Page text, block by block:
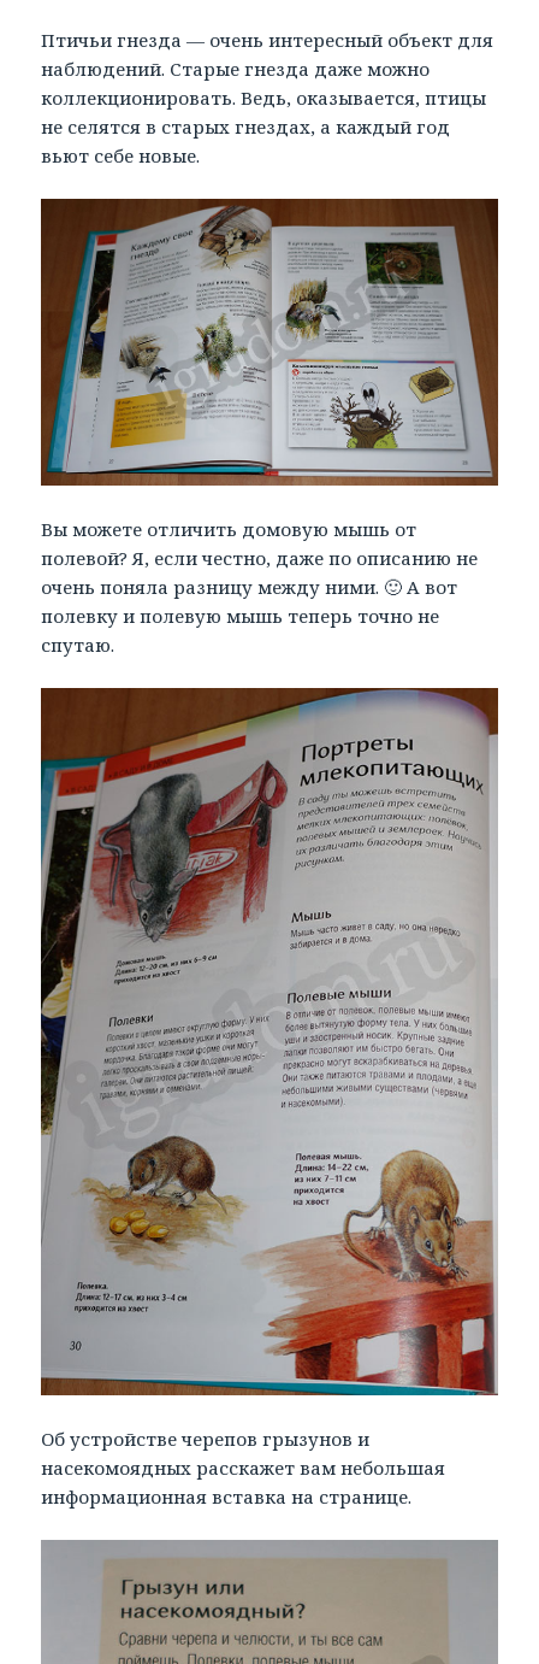
Птичьи гнезда — очень интересный объект для
наблюдений. Старые гнезда даже можно
коллекционировать. Ведь, оказывается, птицы
не селятся в старых гнездах, а каждый год
вьют себе новые.
Вы можете отличить домовую мышь от
полевой? Я, если честно, даже по описанию не
очень поняла разницу между ними. 🙂 А вот
полевку и полевую мышь теперь точно не
спутаю.
Об устройстве черепов грызунов и
насекомоядных расскажет вам небольшая
информационная вставка на странице.